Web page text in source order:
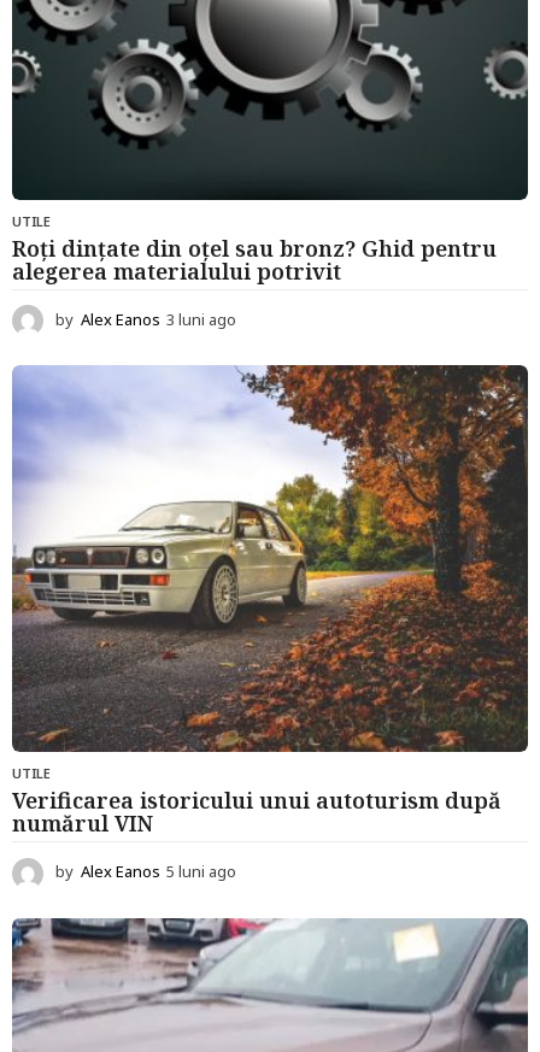
UTILE
Roți dințate din oțel sau bronz? Ghid pentru
alegerea materialului potrivit
by Alex Eanos 3 luni ago
u
n
UTILE
Verificarea istoricului unui autoturism după
numărul VIN
by Alex Eanos 5 luni ago
u
n
a
g